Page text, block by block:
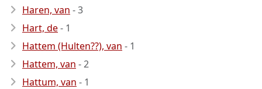
Haren, van - 3
Hart, de- 1
Hattem (Hulten??), van - 1
Hattem, van - 2
Hattum, van - 1